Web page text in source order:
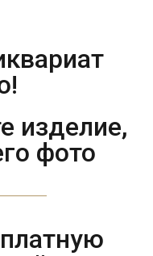
изделие,
фото